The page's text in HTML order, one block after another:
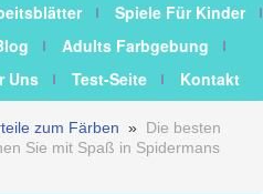
Spiele Für Kinder
Adults Farbgebung
Uns Test-Seite Kontakt
zum Färben » Die besten
Sie mit Spaß in Spidermans